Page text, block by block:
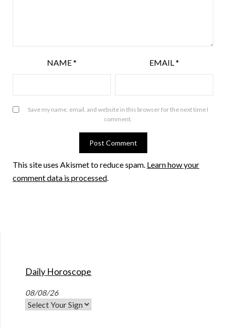
NAME* EMAIL*
Save my name, email, and website in this browser for the next time I
comment.
This site uses Akismet to reduce spam. Learn how your
comment data is processed.
Daily Horoscope
08/08/26